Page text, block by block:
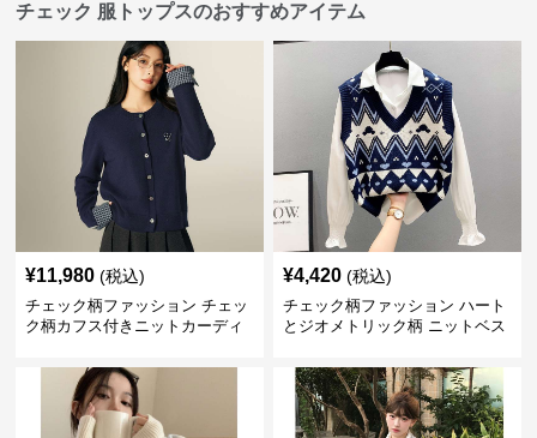
チェック 服トップスのおすすめアイテム
¥11,980 (税込)
チェック柄ファッション チェッ
ク柄カフス付きニットカーディ
¥4,420 (税込)
チェック柄ファッション ハート
とジオメトリック柄 ニットベス